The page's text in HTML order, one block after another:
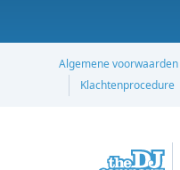
Algemene voorwaarden
Klachtenprocedure